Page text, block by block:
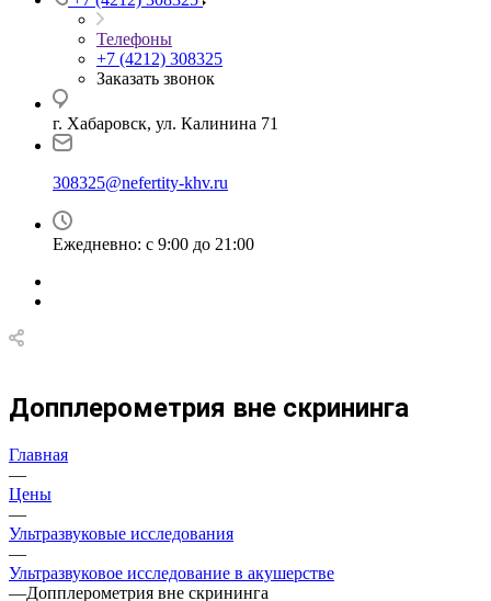
Телефоны
+7 (4212) 308325
Заказать звонок
г. Хабаровск, ул. Калинина 71
308325@nefertity-khv.ru
Ежедневно: с 9:00 до 21:00
Допплерометрия вне скрининга
Главная
—
Цены
—
Ультразвуковые исследования
—
Ультразвуковое исследование в акушерстве
—Допплерометрия вне скрининга